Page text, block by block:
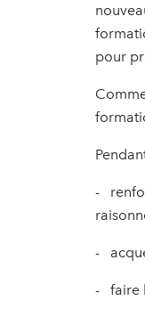
pour
-
-
- faire